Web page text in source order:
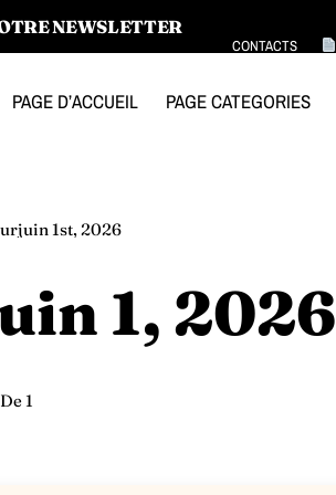
NEWSLETTER
CONTACTS
PAGE D’ACCUEIL PAGE CATEGORIES
1st, 2026
1, 2026
1